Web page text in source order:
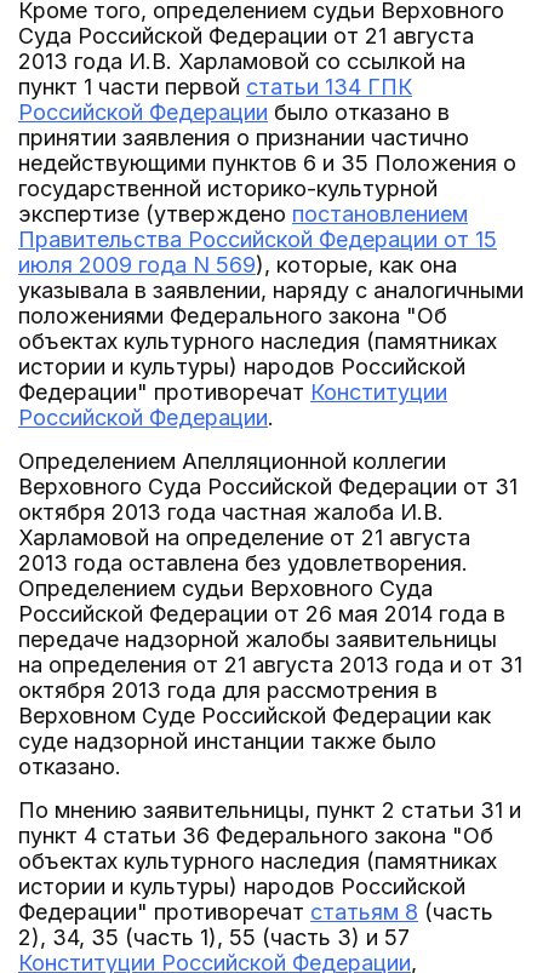
Кроме того, определением судьи Верховного
Суда Российской Федерации от 21 августа
2013 года И.В. Харламовой со ссылкой на
пункт 1 части первой статьи 134 ГПК
Российской Федерации было отказано в
принятии заявления о признании частично
недействующими пунктов 6 и 35 Положения о
государственной историко-культурной
экспертизе (утверждено постановлением
Правительства Российской Федерации от 15
июля 2009 года N 569), которые, как она
указывала в заявлении, наряду с аналогичными
положениями Федерального закона "Об
объектах культурного наследия (памятниках
истории и культуры) народов Российской
Федерации" противоречат Конституции
Российской Федерации.
Определением Апелляционной коллегии
Верховного Суда Российской Федерации от 31
октября 2013 года частная жалоба И.В.
Харламовой на определение от 21 августа
2013 года оставлена без удовлетворения.
Определением судьи Верховного Суда
Российской Федерации от 26 мая 2014 года в
передаче надзорной жалобы заявительницы
на определения от 21 августа 2013 года и от 31
октября 2013 года для рассмотрения в
Верховном Суде Российской Федерации как
суде надзорной инстанции также было
отказано.
По мнению заявительницы, пункт 2 статьи 31 и
пункт 4 статьи 36 Федерального закона "Об
объектах культурного наследия (памятниках
истории и культуры) народов Российской
Федерации" противоречат статьям 8 (часть
2), 34, 35 (часть 1), 55 (часть 3) и 57
Конституции Российской Федерации,